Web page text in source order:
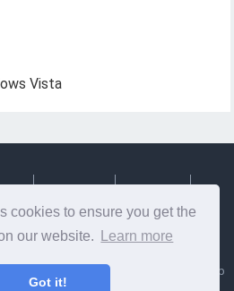
cookies to ensure you get the
our website.
Learn more
Got it!
Vista
- Suggerimenti e informazioni utili su web